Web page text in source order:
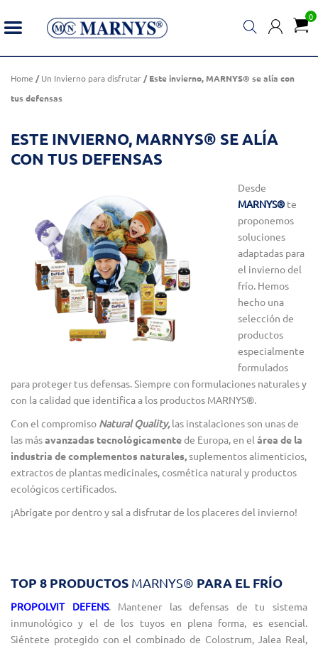
0
Este invierno, MARNYS® se alía con tus defensas
Home /Un Invierno para disfrutar / Este invierno, MARNYS® se alía con
tus defensas
ESTE INVIERNO, MARNYS® SE ALÍA
CON TUS DEFENSAS
Desde
MARNYS® te
proponemos
soluciones
adaptadas para
el invierno del
frío. Hemos
hecho una
selección de
productos
especialmente
formulados
para proteger tus defensas. Siempre con formulaciones naturales y
con la calidad que identifica a los productos MARNYS®.
Con el compromiso Natural Quality,las instalaciones son unas de
las másavanzadas tecnológicamentede Europa, en el área de la
industria de complementos naturales,suplementos alimenticios,
extractos de plantas medicinales, cosmética natural y productos
ecológicos certificados.
¡Abrígate por dentro y sal a disfrutar de los placeres del invierno!
TOP 8 PRODUCTOS MARNYS® PARA EL FRÍO
PROPOLVIT DEFENS. Mantener las defensas de tu sistema
inmunológico y el de los tuyos en plena forma, es esencial.
Siéntete protegido con el combinado de Colostrum, Jalea Real,